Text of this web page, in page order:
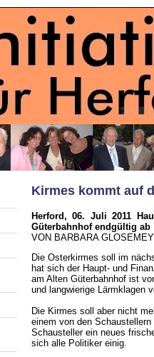
Kirmes kommt auf
Herford, 06. Juli 2011
Güterbahnhof endgültig ab
VON BARBARA
Die Osterkirmes soll im
hat sich der Haupt- und
am Alten Güterbahnhof ist
und langwierige Lärmklagen
Die Kirmes soll aber nicht
einem von den
Schausteller ein neues
sich alle Politiker einig.